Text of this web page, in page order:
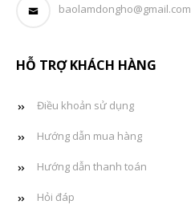
baolamdongho@gmail.com
HỖ TRỢ KHÁCH HÀNG
Điều khoản sử dụng
Hướng dẫn mua hàng
Hướng dẫn thanh toán
Hỏi đáp